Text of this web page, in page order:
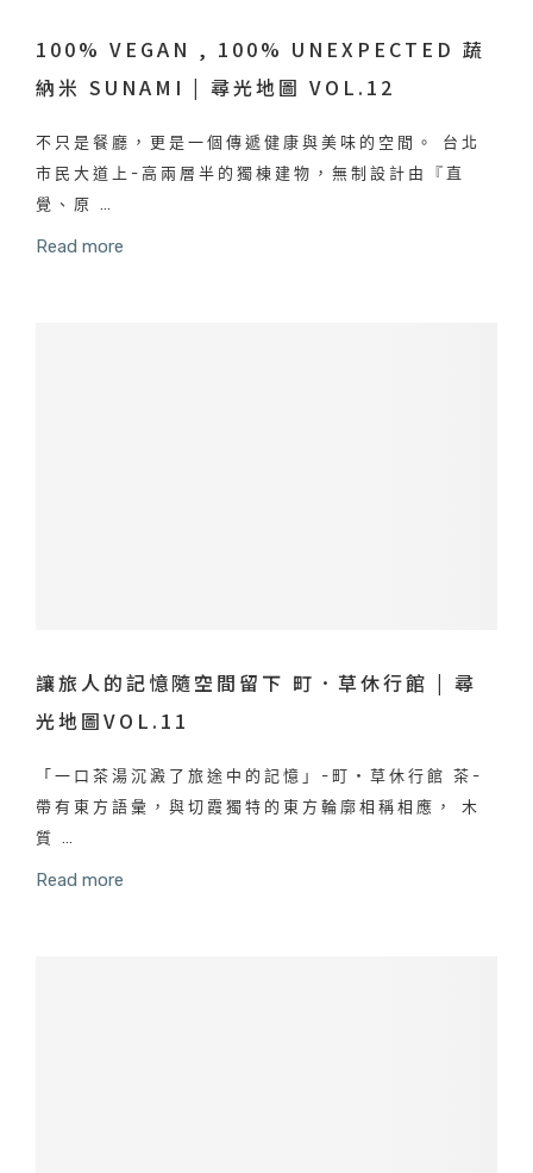
100% VEGAN , 100% UNEXPECTED 蔬
納米 SUNAMI | 尋光地圖 VOL.12
不只是餐廳，更是一個傳遞健康與美味的空間。 台北
市民大道上-高兩層半的獨棟建物，無制設計由『直
覺、原 …
Read more
讓旅人的記憶隨空間留下 町．草休行館 | 尋
光地圖VOL.11
「一口茶湯沉澱了旅途中的記憶」-町‧草休行館 茶-
帶有東方語彙，與切霞獨特的東方輪廓相稱相應， 木
質 …
Read more